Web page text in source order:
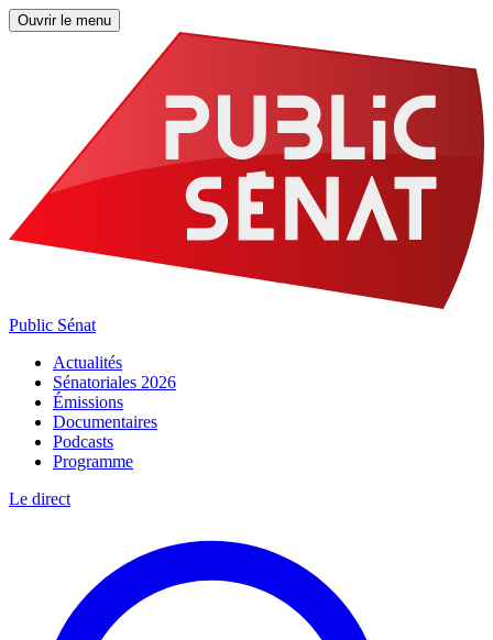
Ouvrir le menu
Public Sénat
Actualités
Sénatoriales 2026
Émissions
Documentaires
Podcasts
Programme
Le direct